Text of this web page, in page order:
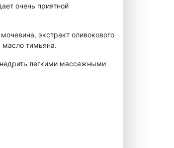
очень приятной
экстракт оливокового
масло тимьяна.
легкими массажными